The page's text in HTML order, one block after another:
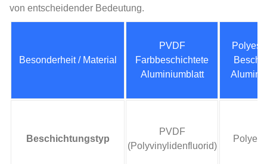
von entscheidender Bedeutung.
Besonderheit / Material
PVDF
Farbbeschichtete
Aluminiumblatt
Beschichtungstyp
PVDF
(Polyvinylidenfluorid)